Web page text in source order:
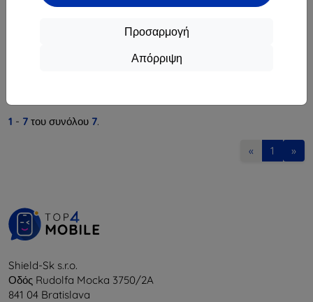
Προσαρμογή
Απόρριψη
7,11 €
Τελευταίο τεμάχιο σε απόθεμα
1 - 7 του συνόλου 7.
« 1 »
Shield-Sk s.r.o.
Οδός Rudolfa Mocka 3750/2A
841 04 Bratislava